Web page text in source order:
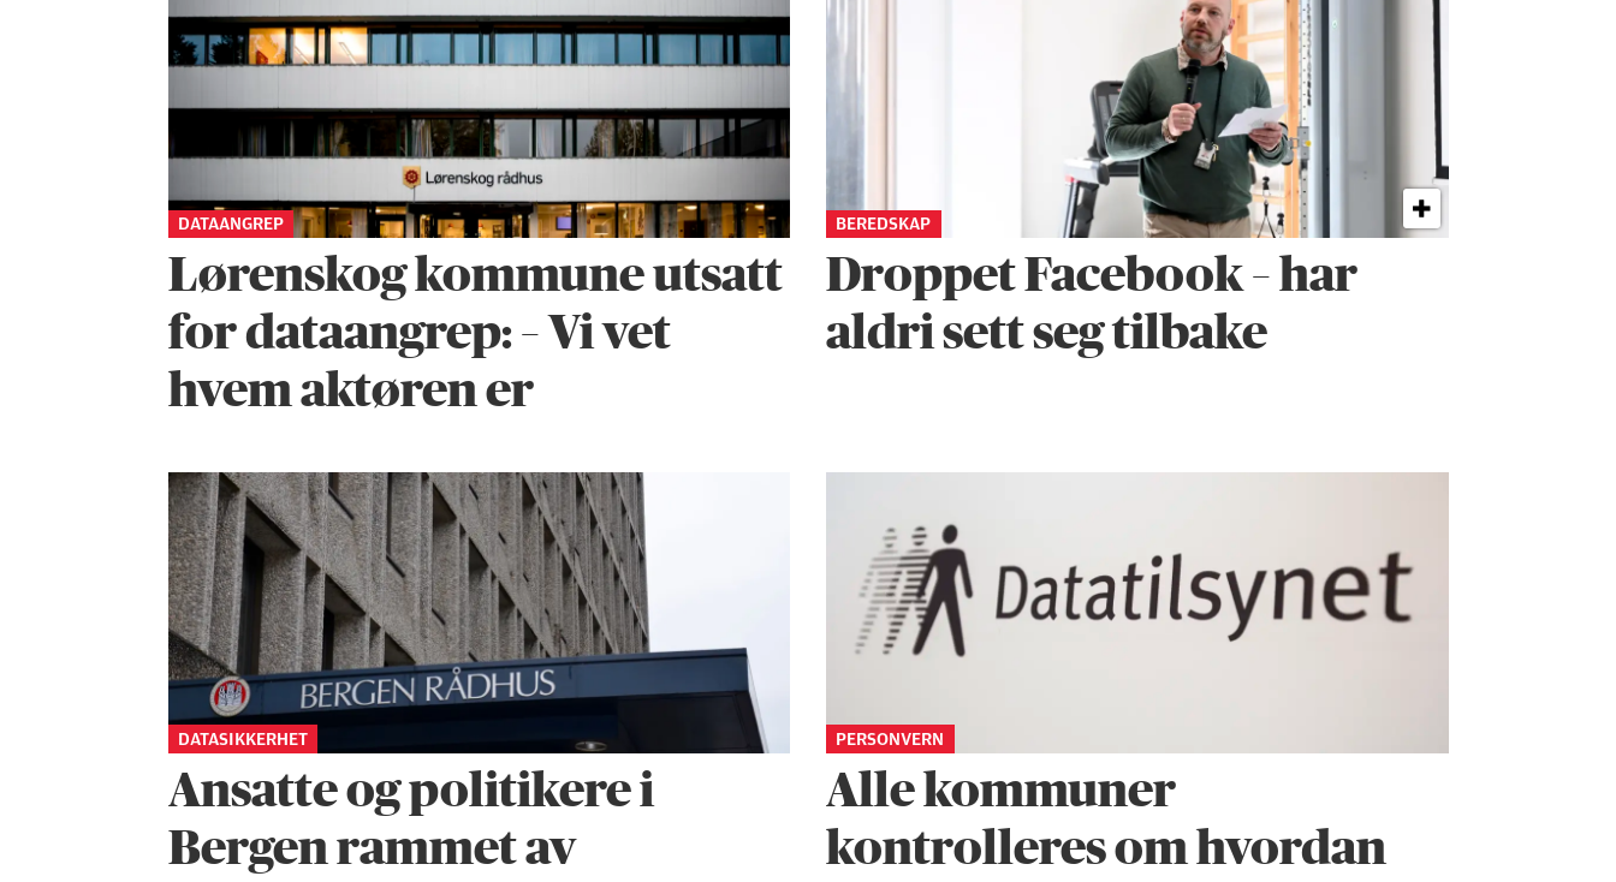
DATAANGREP
Lørenskog kommune utsatt
for dataangrep: – Vi vet
hvem aktøren er
BEREDSKAP
Droppet Facebook – har
aldri sett seg tilbake
DATASIKKERHET
Ansatte og politikere i
Bergen rammet av
PERSONVERN
Alle kommuner
kontrolleres om hvordan